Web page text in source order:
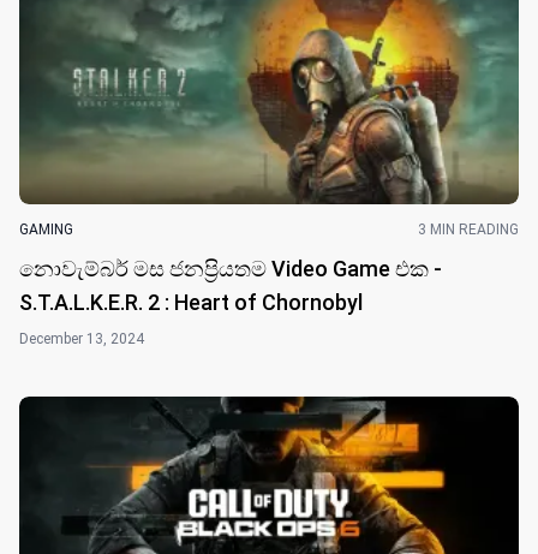
GAMING 3 MIN READING
නොවැම්බර් මස ජනප්‍රියතම Video Game එක -
S.T.A.L.K.E.R. 2 : Heart of Chornobyl
December 13, 2024